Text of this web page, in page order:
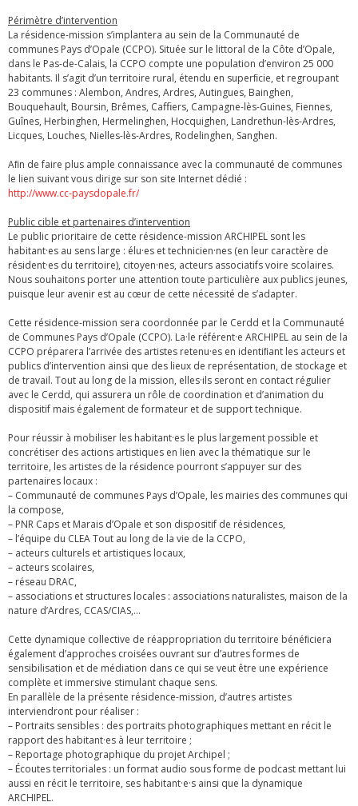
Périmètre d’intervention
La résidence-mission s’implantera au sein de la Communauté de
communes Pays d’Opale (CCPO). Située sur le littoral de la Côte d’Opale,
dans le Pas-de-Calais, la CCPO compte une population d’environ 25 000
habitants. Il s’agit d’un territoire rural, étendu en superﬁcie, et regroupant
23 communes : Alembon, Andres, Ardres, Autingues, Bainghen,
Bouquehault, Boursin, Brêmes, Caﬃers, Campagne-lès-Guines, Fiennes,
Guînes, Herbinghen, Hermelinghen, Hocquighen, Landrethun-lès-Ardres,
Licques, Louches, Nielles-lès-Ardres, Rodelinghen, Sanghen.
Aﬁn de faire plus ample connaissance avec la communauté de communes
le lien suivant vous dirige sur son site Internet dédié :
http://www.cc-paysdopale.fr/
Public cible et partenaires d’intervention
Le public prioritaire de cette résidence-mission ARCHIPEL sont les
habitant·es au sens large : élu·es et technicien·nes (en leur caractère de
résident·es du territoire), citoyen·nes, acteurs associatifs voire scolaires.
Nous souhaitons porter une attention toute particulière aux publics jeunes,
puisque leur avenir est au cœur de cette nécessité de s’adapter.
Cette résidence-mission sera coordonnée par le Cerdd et la Communauté
de Communes Pays d’Opale (CCPO). La·le référent·e ARCHIPEL au sein de la
CCPO préparera l’arrivée des artistes retenu·es en identiﬁant les acteurs et
publics d’intervention ainsi que des lieux de représentation, de stockage et
de travail. Tout au long de la mission, elles·ils seront en contact régulier
avec le Cerdd, qui assurera un rôle de coordination et d’animation du
dispositif mais également de formateur et de support technique.
Pour réussir à mobiliser les habitant·es le plus largement possible et
concrétiser des actions artistiques en lien avec la thématique sur le
territoire, les artistes de la résidence pourront s’appuyer sur des
partenaires locaux :
– Communauté de communes Pays d’Opale, les mairies des communes qui
la compose,
– PNR Caps et Marais d’Opale et son dispositif de résidences,
– l’équipe du CLEA Tout au long de la vie de la CCPO,
– acteurs culturels et artistiques locaux,
– acteurs scolaires,
– réseau DRAC,
– associations et structures locales : associations naturalistes, maison de la
nature d’Ardres, CCAS/CIAS,…
Cette dynamique collective de réappropriation du territoire bénéﬁciera
également d’approches croisées ouvrant sur d’autres formes de
sensibilisation et de médiation dans ce qui se veut être une expérience
complète et immersive stimulant chaque sens.
En parallèle de la présente résidence-mission, d’autres artistes
interviendront pour réaliser :
– Portraits sensibles : des portraits photographiques mettant en récit le
rapport des habitant·es à leur territoire ;
– Reportage photographique du projet Archipel ;
– Écoutes territoriales : un format audio sous forme de podcast mettant lui
aussi en récit le territoire, ses habitant·e·s ainsi que la dynamique
ARCHIPEL.